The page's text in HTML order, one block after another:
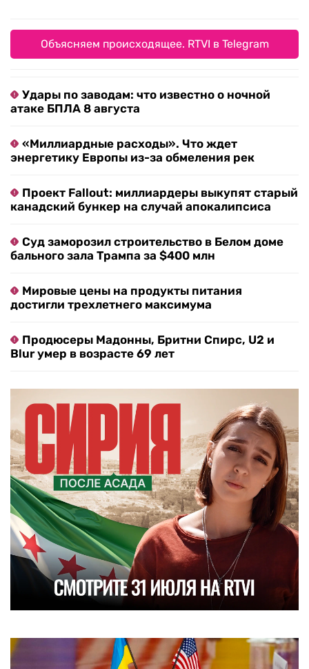
Объясняем происходящее. RTVI в Telegram
Удары по заводам: что известно о ночной
атаке БПЛА 8 августа
«Миллиардные расходы». Что ждет
энергетику Европы из-за обмеления рек
Проект Fallout: миллиардеры выкупят старый
канадский бункер на случай апокалипсиса
Суд заморозил строительство в Белом доме
бального зала Трампа за $400 млн
Мировые цены на продукты питания
достигли трехлетнего максимума
Продюсеры Мадонны, Бритни Спирс, U2 и
Blur умер в возрасте 69 лет